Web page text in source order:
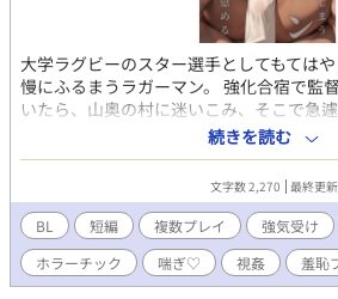
大学ラグビーのスター選手としてもては
慢にふるまうラガーマン。 強化合宿で監
いたら、山奥の村に迷いこみ、そこで急
をすることになったのだが・・・。 現代
ムチ受けBL小説です。R18。 村の男たち
×生意気ラガーマン。 こちらは試し読み
書籍で販売中。 詳細を知れるブログのリ
続きを読む
文字数 2,270 最終更
BL 短編 複数プレイ 強気受け
ホラーチック
喘ぎ♡ 視姦 羞恥